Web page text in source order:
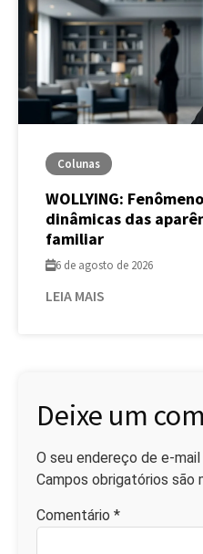
Colunas
WOLLYING:
dinâmicas das
familiar
6 de agosto de 2026
LEIA MAIS
Deixe um
O seu endereço de e-
Campos obrigatórios são
Comentário *